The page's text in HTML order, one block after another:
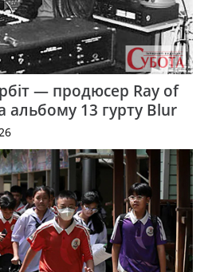
— продюсер Ray of
13 гурту Blur